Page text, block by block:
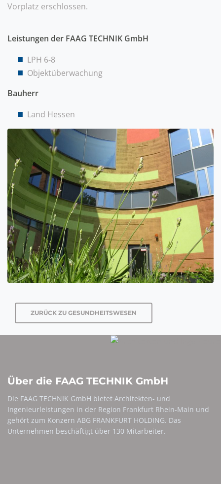
Vorplatz erschlossen.
Leistungen der FAAG TECHNIK GmbH
LPH 6-8
Objektüberwachung
Bauherr
Land Hessen
ZURÜCK ZU GESUNDHEITSWESEN
Über die FAAG TECHNIK GmbH
Die FAAG TECHNIK GmbH bietet Architekten- und
Ingenieurleistungen in der Region Frankfurt Rhein-Main und
gehört zum Konzern ABG FRANKFURT HOLDING. Das
Unternehmen beschäftigt über 130 Mitarbeiter.